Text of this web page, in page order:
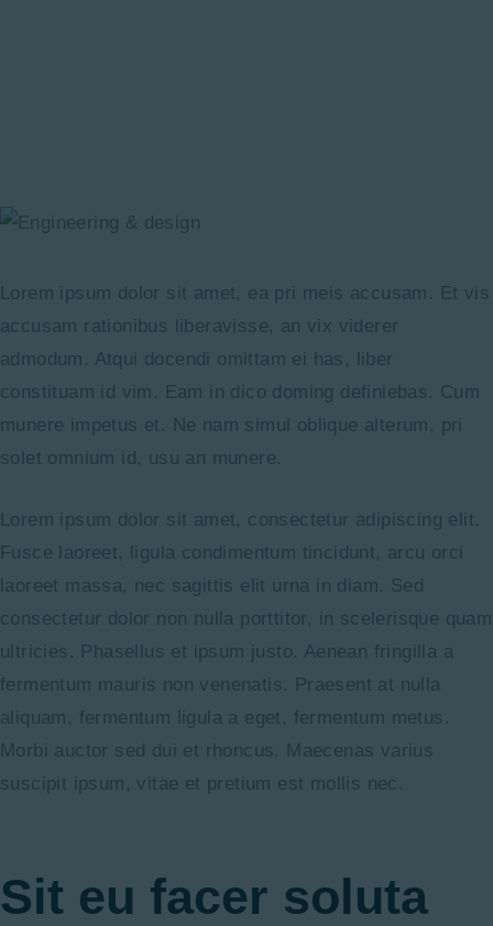
Lorem ipsum dolor sit amet, ea pri meis accusam. Et vis
accusam rationibus liberavisse, an vix viderer
admodum. Atqui docendi omittam ei has, liber
constituam id vim. Eam in dico doming definiebas. Cum
munere impetus et. Ne nam simul oblique alterum, pri
solet omnium id, usu an munere.
Lorem ipsum dolor sit amet, consectetur adipiscing elit.
Fusce laoreet, ligula condimentum tincidunt, arcu orci
laoreet massa, nec sagittis elit urna in diam. Sed
consectetur dolor non nulla porttitor, in scelerisque quam
ultricies. Phasellus et ipsum justo. Aenean fringilla a
fermentum mauris non venenatis. Praesent at nulla
aliquam, fermentum ligula a eget, fermentum metus.
Morbi auctor sed dui et rhoncus. Maecenas varius
suscipit ipsum, vitae et pretium est mollis nec.
Sit eu facer soluta